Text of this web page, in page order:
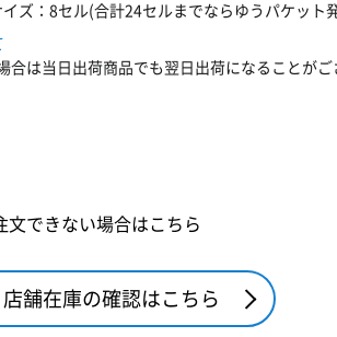
ズ：8セル(合計24セルまでならゆうパケット
は当日出荷商品でも翌日出荷になることがご
できない場合はこちら
店舗在庫の確認はこちら